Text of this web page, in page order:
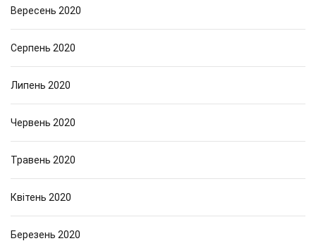
Вересень 2020
Серпень 2020
Липень 2020
Червень 2020
Травень 2020
Квітень 2020
Березень 2020